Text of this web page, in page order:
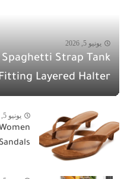
يونيو 5, 2026
Spaghetti Strap Tank
Layered Halter...
يونيو 5, 2026